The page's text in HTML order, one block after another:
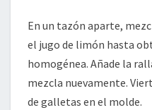
En un tazón aparte,
el jugo de limón hasta
homogénea. Añade la
mezcla nuevamente.
de galletas en el molde.